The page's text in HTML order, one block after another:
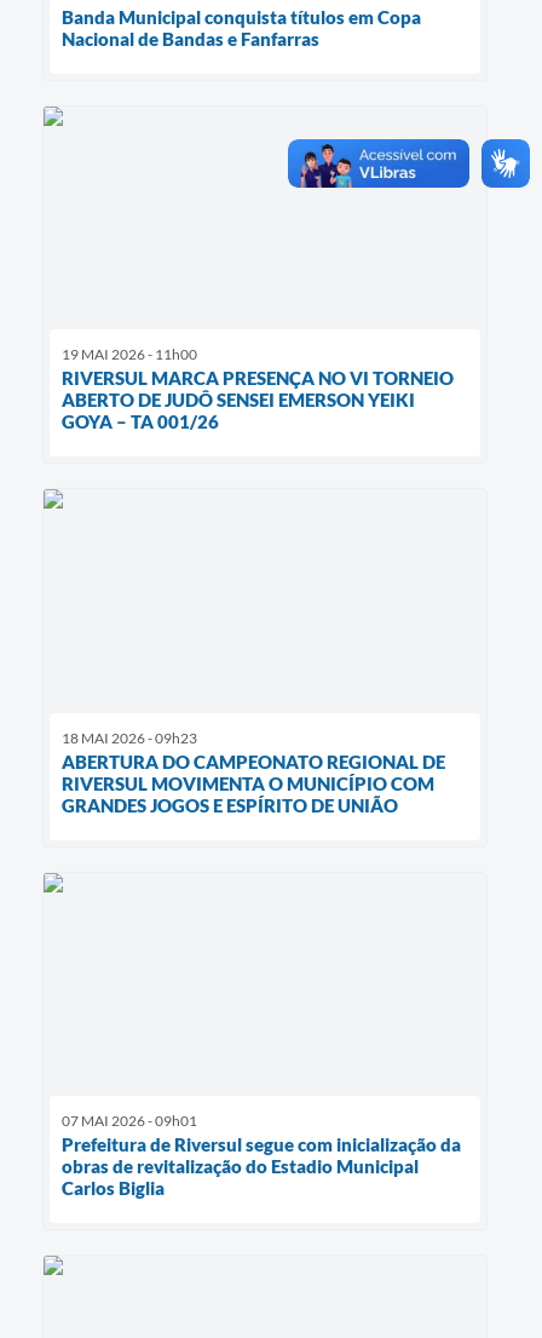
Banda Municipal conquista títulos em Copa
Nacional de Bandas e Fanfarras
19 MAI 2026 - 11h00
RIVERSUL MARCA PRESENÇA NO VI TORNEIO
ABERTO DE JUDÔ SENSEI EMERSON YEIKI
GOYA – TA 001/26
18 MAI 2026 - 09h23
ABERTURA DO CAMPEONATO REGIONAL DE
RIVERSUL MOVIMENTA O MUNICÍPIO COM
GRANDES JOGOS E ESPÍRITO DE UNIÃO
07 MAI 2026 - 09h01
Prefeitura de Riversul segue com inicialização da
obras de revitalização do Estadio Municipal
Carlos Biglia